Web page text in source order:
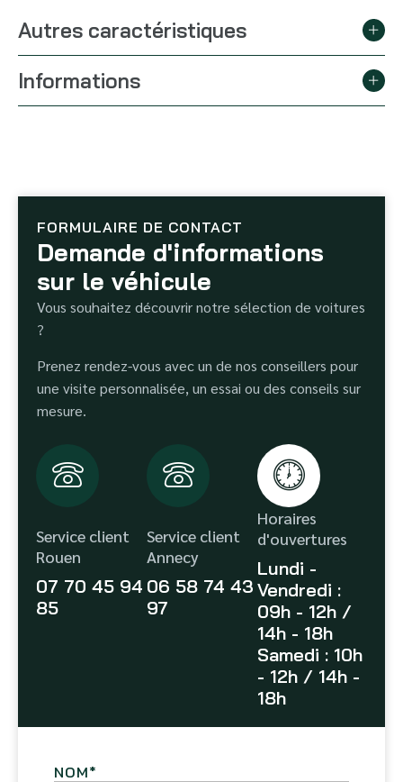
Autres caractéristiques
Informations
FORMULAIRE DE CONTACT
Demande d'informations
sur le véhicule
Vous souhaitez découvrir notre sélection de voitures
?
Prenez rendez-vous avec un de nos conseillers pour
une visite personnalisée, un essai ou des conseils sur
mesure.
Service client
Rouen
07 70 45 94
85
Service client
Annecy
06 58 74 43
97
Horaires
d'ouvertures
Lundi -
Vendredi :
09h - 12h /
14h - 18h
Samedi : 10h
- 12h / 14h -
18h
NOM*